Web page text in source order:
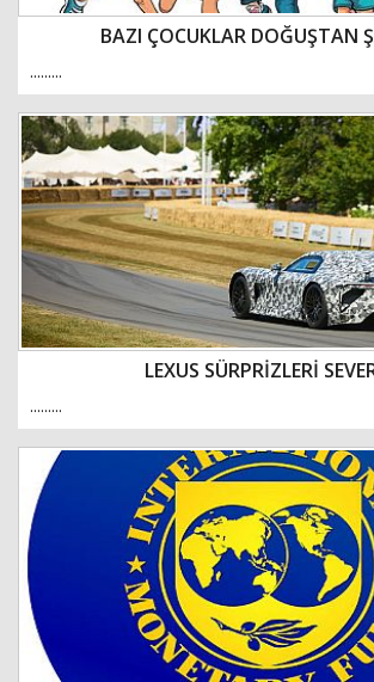
BAZI ÇOCUKLAR DOĞUŞTAN
.........
LEXUS SÜRPRİZLERİ
.........